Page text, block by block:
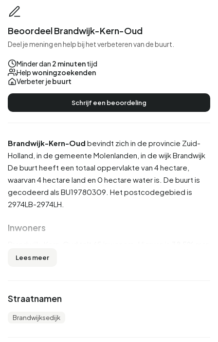
Brandwijk-Kern-Oud bevindt zich in de provincie Zuid-
Holland , in de gemeente Molenlanden , in de wijkBrandwijk
De buurt heeft een totaal oppervlakte van 4 hectare,
waarvan 4 hectare land en 0 hectare water is. De buurt is
gecodeerd als BU19780309. Het postcodegebied is
2974LB-2974LH.
Inwoners
en 61,5% vrouw. De meeste inwoners zijn 0 tot 15 jaar
38,5% is ongehuwd, 53,8% is gehuwd en 7,7% is
verweduwd. 60 inwoners komen uit Nederland en 5 komen
Lees meer
Straatnamen
Brandwijksedijk
Beoordeel Brandwijk-Kern-Oud
Deel je mening en help bij het verbeteren van de buurt.
Minder dan 2 minutentijd
Helpwoningzoekenden
Verbeter jebuurt
Schrijf een beoordeling